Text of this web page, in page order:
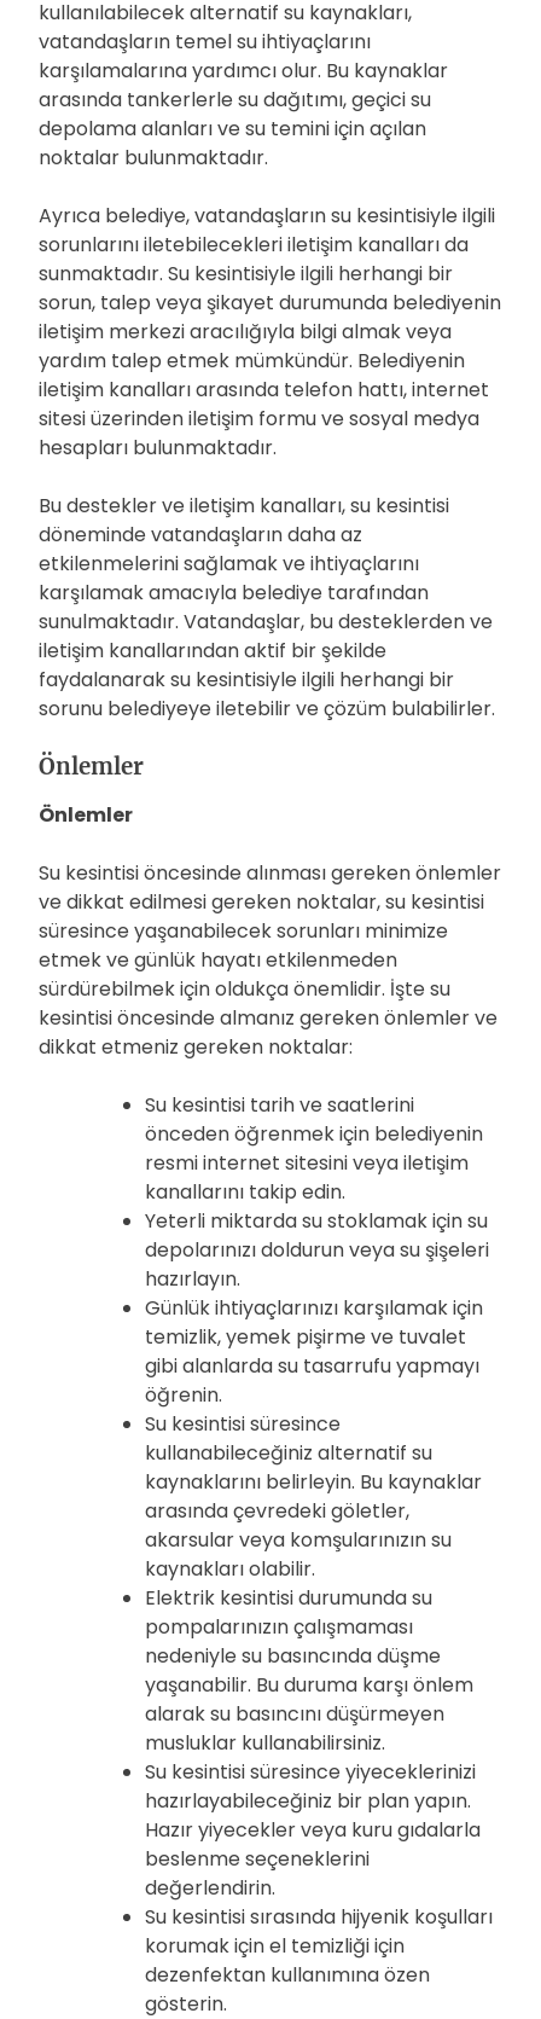
kullanılabilecek alternatif su kaynakları,
vatandaşların temel su ihtiyaçlarını
karşılamalarına yardımcı olur. Bu kaynaklar
arasında tankerlerle su dağıtımı, geçici su
depolama alanları ve su temini için açılan
noktalar bulunmaktadır.
Ayrıca belediye, vatandaşların su kesintisiyle ilgili
sorunlarını iletebilecekleri iletişim kanalları da
sunmaktadır. Su kesintisiyle ilgili herhangi bir
sorun, talep veya şikayet durumunda belediyenin
iletişim merkezi aracılığıyla bilgi almak veya
yardım talep etmek mümkündür. Belediyenin
iletişim kanalları arasında telefon hattı, internet
sitesi üzerinden iletişim formu ve sosyal medya
hesapları bulunmaktadır.
Bu destekler ve iletişim kanalları, su kesintisi
döneminde vatandaşların daha az
etkilenmelerini sağlamak ve ihtiyaçlarını
karşılamak amacıyla belediye tarafından
sunulmaktadır. Vatandaşlar, bu desteklerden ve
iletişim kanallarından aktif bir şekilde
faydalanarak su kesintisiyle ilgili herhangi bir
sorunu belediyeye iletebilir ve çözüm bulabilirler.
Önlemler
Önlemler
Su kesintisi öncesinde alınması gereken önlemler
ve dikkat edilmesi gereken noktalar, su kesintisi
süresince yaşanabilecek sorunları minimize
etmek ve günlük hayatı etkilenmeden
sürdürebilmek için oldukça önemlidir. İşte su
kesintisi öncesinde almanız gereken önlemler ve
dikkat etmeniz gereken noktalar:
Su kesintisi tarih ve saatlerini
önceden öğrenmek için belediyenin
resmi internet sitesini veya iletişim
kanallarını takip edin.
Yeterli miktarda su stoklamak için su
depolarınızı doldurun veya su şişeleri
hazırlayın.
Günlük ihtiyaçlarınızı karşılamak için
temizlik, yemek pişirme ve tuvalet
gibi alanlarda su tasarrufu yapmayı
öğrenin.
Su kesintisi süresince
kullanabileceğiniz alternatif su
kaynaklarını belirleyin. Bu kaynaklar
arasında çevredeki göletler,
akarsular veya komşularınızın su
kaynakları olabilir.
Elektrik kesintisi durumunda su
pompalarınızın çalışmaması
nedeniyle su basıncında düşme
yaşanabilir. Bu duruma karşı önlem
alarak su basıncını düşürmeyen
musluklar kullanabilirsiniz.
Su kesintisi süresince yiyeceklerinizi
hazırlayabileceğiniz bir plan yapın.
Hazır yiyecekler veya kuru gıdalarla
beslenme seçeneklerini
değerlendirin.
Su kesintisi sırasında hijyenik koşulları
korumak için el temizliği için
dezenfektan kullanımına özen
gösterin.